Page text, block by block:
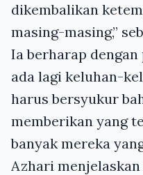
dikembalikan
masing-masing,”
Ia berharap
ada lagi keluhan-
harus bersyukur
memberikan yang
banyak mereka
Azhari